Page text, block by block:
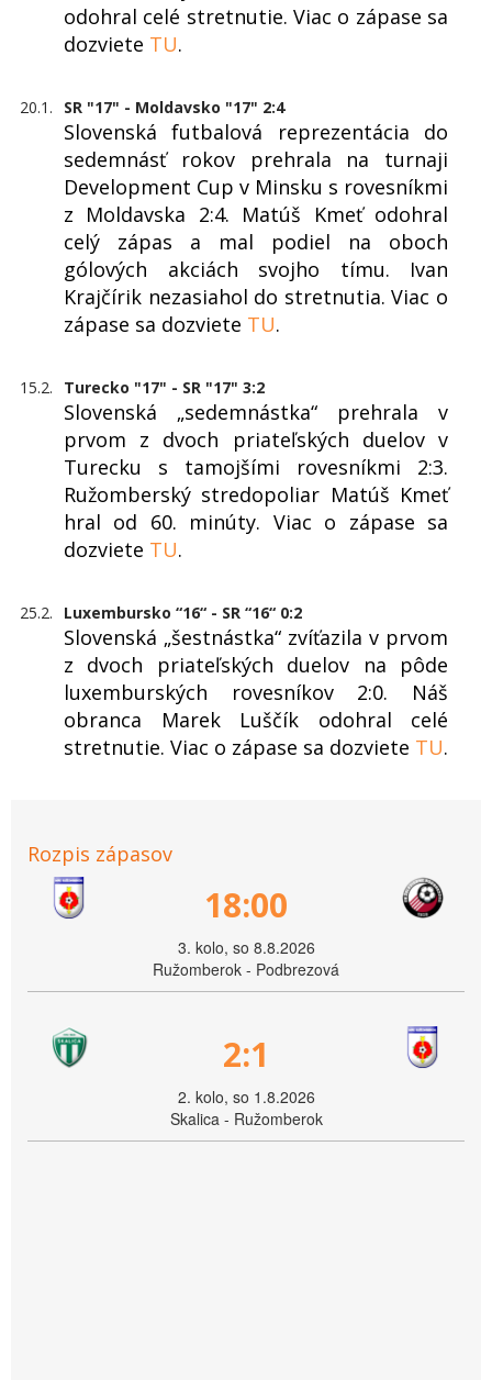
odohral celé stretnutie. Viac o zápase sa
dozviete TU.
20.1. SR "17" - Moldavsko "17" 2:4
Slovenská futbalová reprezentácia do
sedemnásť rokov prehrala na turnaji
Development Cup v Minsku s rovesníkmi
z Moldavska 2:4. Matúš Kmeť odohral
celý zápas a mal podiel na oboch
gólových akciách svojho tímu. Ivan
Krajčírik nezasiahol do stretnutia. Viac o
zápase sa dozviete TU.
15.2. Turecko "17" - SR "17" 3:2
Slovenská „sedemnástka“ prehrala v
prvom z dvoch priateľských duelov v
Turecku s tamojšími rovesníkmi 2:3.
Ružomberský stredopoliar Matúš Kmeť
hral od 60. minúty. Viac o zápase sa
dozviete TU.
25.2. Luxembursko “16“ - SR “16“ 0:2
Slovenská „šestnástka“ zvíťazila v prvom
z dvoch priateľských duelov na pôde
luxemburských rovesníkov 2:0. Náš
obranca Marek Luščík odohral celé
stretnutie. Viac o zápase sa dozviete TU.
Rozpis zápasov
18:00
3. kolo, so 8.8.2026
Ružomberok - Podbrezová
2:1
2. kolo, so 1.8.2026
Skalica - Ružomberok